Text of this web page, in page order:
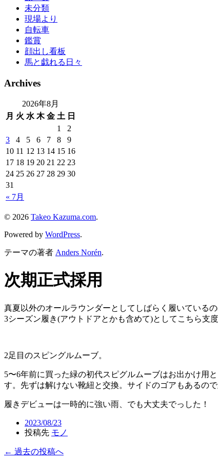
未分類
現場より
自転車
鑑賞
顔出し看板
馬と戯れる日々
Archives
2026年8月
月 火 水 木 金 土 日
« 7月
1
2
3
4 5 6 7 8
9
10 11 12 13 14 15 16
17 18 19 20 21 22 23
24 25 26 27 28 29 30
31
© 2026 Takeo Kazuma.com.
Powered by WordPress.
テーマの著者 Anders Norén.
次期正式採用
真夏以外のオールラウンダーとしてしばらく履いている
3シーズン履き(アウトドアとかも含めて)としてこちら支
2足目のスピングルムーブ。
5〜6年前に買った緑の初代スピグルムーブはお出かけ用
す。先ずは解けない靴紐と交換。サイドのゴアもあるので
履きデビューは一時的に強い雨、でも大丈夫でっした！
2023/08/23
投稿先 モノ
← 過去の投稿へ